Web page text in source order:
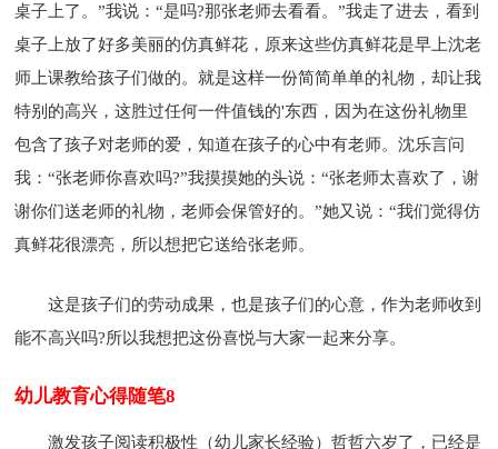
桌子上了。”我说：“是吗?那张老师去看看。”我走了进去，看到
桌子上放了好多美丽的仿真鲜花，原来这些仿真鲜花是早上沈老
师上课教给孩子们做的。就是这样一份简简单单的礼物，却让我
特别的高兴，这胜过任何一件值钱的'东西，因为在这份礼物里
包含了孩子对老师的爱，知道在孩子的心中有老师。沈乐言问
我：“张老师你喜欢吗?”我摸摸她的头说：“张老师太喜欢了，谢
谢你们送老师的礼物，老师会保管好的。”她又说：“我们觉得仿
真鲜花很漂亮，所以想把它送给张老师。
这是孩子们的劳动成果，也是孩子们的心意，作为老师收到
能不高兴吗?所以我想把这份喜悦与大家一起来分享。
幼儿教育心得随笔8
激发孩子阅读积极性（幼儿家长经验）哲哲六岁了，已经是